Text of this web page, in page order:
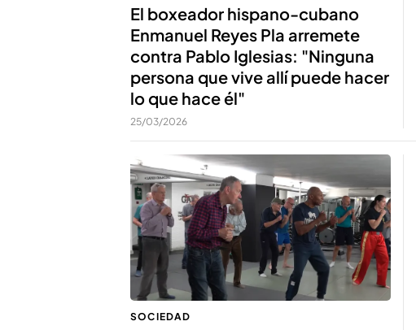
El boxeador hispano-cubano
Enmanuel Reyes Pla arremete
contra Pablo Iglesias: "Ninguna
persona que vive allí puede hacer
lo que hace él"
25/03/2026
SOCIEDAD